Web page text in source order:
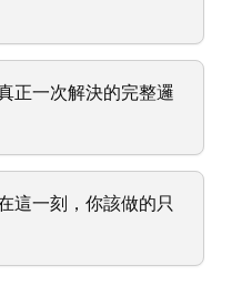
正一次解決的完整邏
這一刻，你該做的只